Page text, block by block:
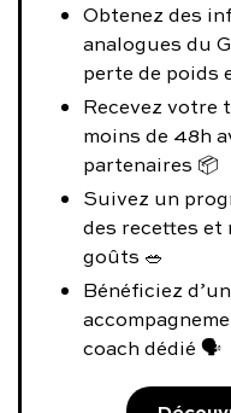
Obtenez des
analogues du
perte de poids
Recevez votre
moins de 48h
partenaires 📦
Suivez un
des recettes et
goûts 🥗
Bénéficiez
coach dédié 🗣️